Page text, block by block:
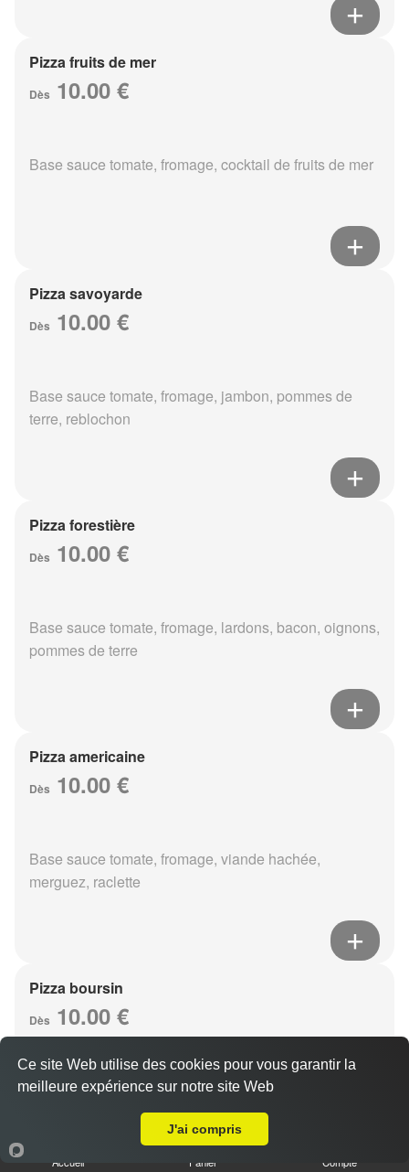
Pizza fruits de mer
Dès 10.00 €
Base sauce tomate, fromage, cocktail de fruits de mer
Pizza savoyarde
Dès 10.00 €
Base sauce tomate, fromage, jambon, pommes de
terre, reblochon
Pizza forestière
Dès 10.00 €
Base sauce tomate, fromage, lardons, bacon, oignons,
pommes de terre
Pizza americaine
Dès 10.00 €
Base sauce tomate, fromage, viande hachée,
merguez, raclette
Pizza boursin
Dès 10.00 €
Base sauce tomate, fromage, viande hachée, boursin,
Accueil Panier Compte
Ce site Web utilise des cookies pour vous garantir la
meilleure expérience sur notre site Web
J'ai compris